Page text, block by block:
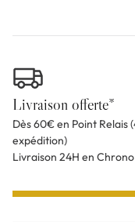
Livraison offerte*
Dès 60€ en Point Relais
expédition)
Livraison 24H en